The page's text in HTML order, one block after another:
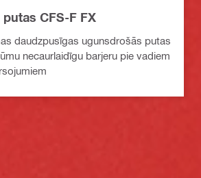
CFS-F FX
daudzpusīgas ugunsdrošās putas
necaurlaidīgu barjeru pie vadiem